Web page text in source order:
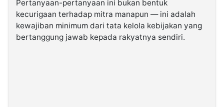
Pertanyaan-pertanyaan ini bukan bentuk
kecurigaan terhadap mitra manapun — ini adalah
kewajiban minimum dari tata kelola kebijakan yang
bertanggung jawab kepada rakyatnya sendiri.